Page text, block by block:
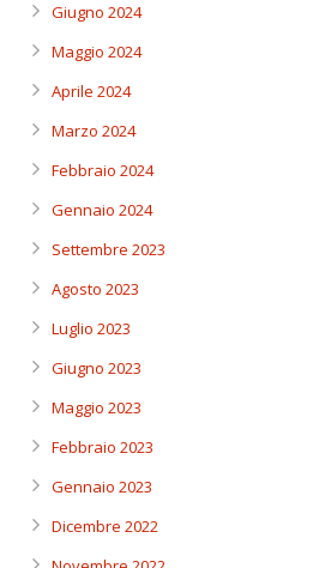
Giugno 2024
Maggio 2024
Aprile 2024
Marzo 2024
Febbraio 2024
Gennaio 2024
Settembre 2023
Agosto 2023
Luglio 2023
Giugno 2023
Maggio 2023
Febbraio 2023
Gennaio 2023
Dicembre 2022